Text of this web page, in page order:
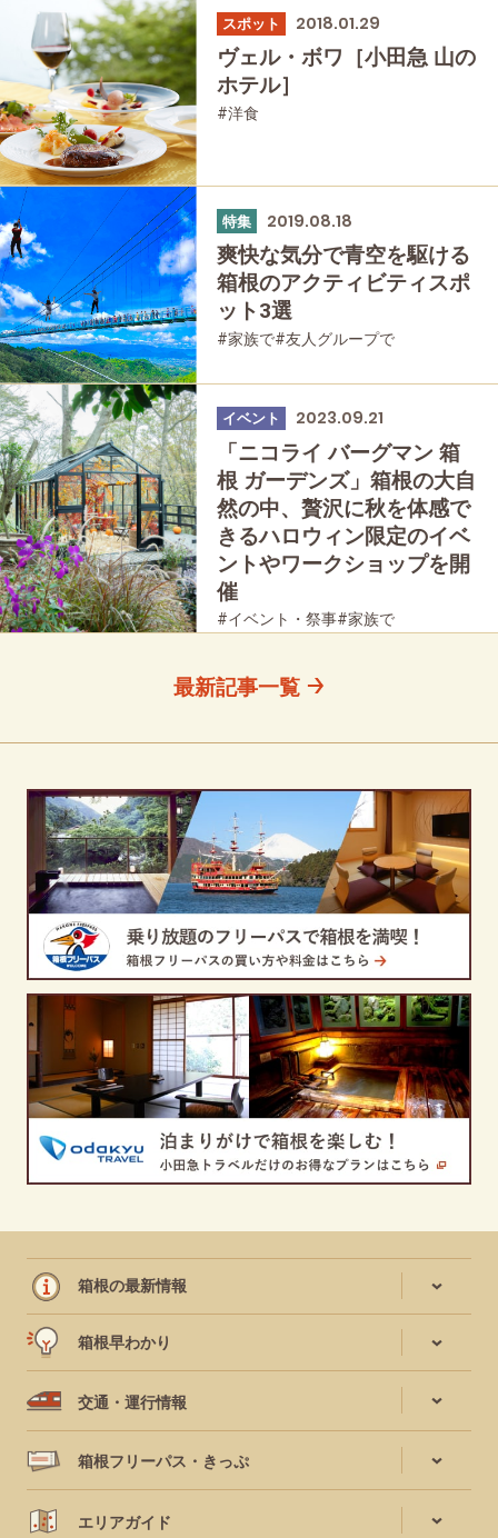
スポット 2018.01.29
ヴェル・ボワ［小田急 山の
ホテル］
#洋食
特集 2019.08.18
爽快な気分で青空を駆ける
箱根のアクティビティスポ
ット3選
#家族で#友人グループで
イベント 2023.09.21
「ニコライ バーグマン 箱
根 ガーデンズ」箱根の大自
然の中、贅沢に秋を体感で
きるハロウィン限定のイベ
ントやワークショップを開
催
#イベント・祭事#家族で
最新記事一覧
箱根の最新情報
箱根早わかり
交通・運行情報
箱根フリーパス・きっぷ
エリアガイド